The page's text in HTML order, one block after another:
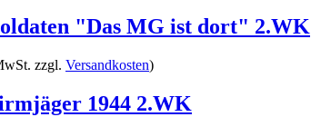
"Das MG ist dort" 2.WK
zzgl. Versandkosten)
1944 2.WK